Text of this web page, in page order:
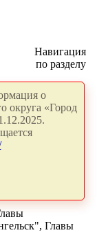
Навигация
по разделу
о
округа «Город
Главы